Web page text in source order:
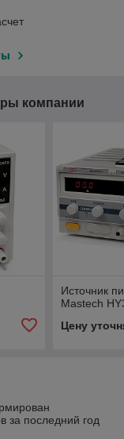
компании
Источник
Mastech
Цену
за последний год